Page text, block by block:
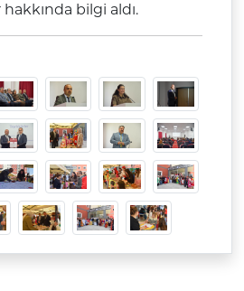
bilgi aldı.